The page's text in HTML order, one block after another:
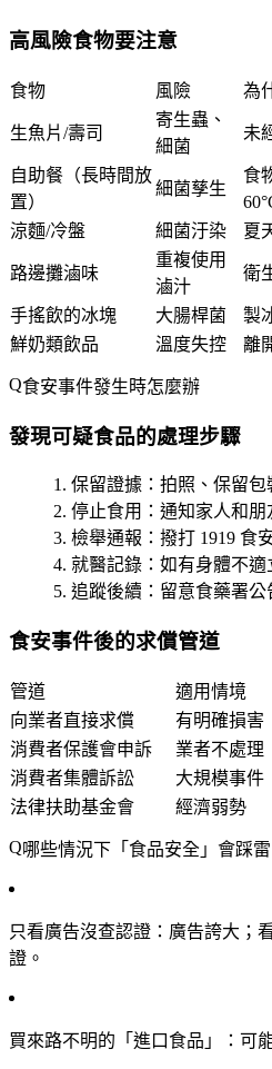
高風險食物要注意
食物 風險 為
生魚片/壽司
寄生蟲、
細菌
未
自助餐（長時間放
置）
細菌孳生
食
涼麵/冷盤
細菌汙染 夏
路邊攤滷味
重複使用
滷汁
衛
手搖飲的冰塊 大腸桿菌
製
鮮奶類飲品
溫度失控 離
食安事件發生時怎麼辦
發現可疑食品的處理步驟
保留證據 ：拍照、保留
停止食用 ：通知家人和
檢舉通報 ：撥打 1919 食
就醫記錄 ：如有身體不
追蹤後續 ：留意食藥署
食安事件後的求償管道
管道 適用情境
向業者直接求償
有明確損害
消費者保護會申訴
業者不處理
消費者集體訴訟
大規模事件
法律扶助基金會
經濟弱勢
哪些情況下「食品安全」會踩雷
只看廣告沒查認證 ：廣告誇大；
證。
買來路不明的「進口食品」 ：可